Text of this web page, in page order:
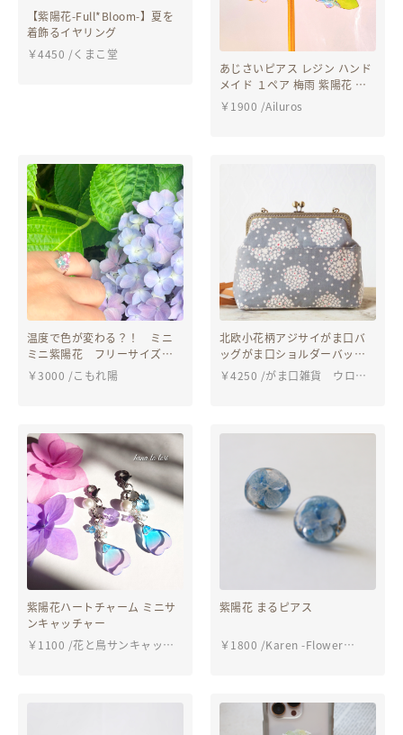
【紫陽花-Full*Bloom-】夏を
着飾るイヤリング
￥4450 /くまこ堂
あじさいピアス レジン ハンド
メイド １ペア 梅雨 紫陽花 ア
クセサリー フック スタッド
￥1900 /Ailuros
温度で色が変わる？！ ミニ
ミニ紫陽花 フリーサイズ
リング ディップフラワー
￥3000 /こもれ陽
北欧小花柄アジサイがま口バ
ッグがま口ショルダーバッグ/
お散歩バッグ/斜め掛け/プレゼ
ント/ギフト/がま口
￥4250 /がま口雑貨 ウロコ
紫陽花ハートチャーム ミニサ
ンキャッチャー
￥1100 /花と鳥サンキャッチ
紫陽花 まるピアス
￥1800 /Karen -Flower